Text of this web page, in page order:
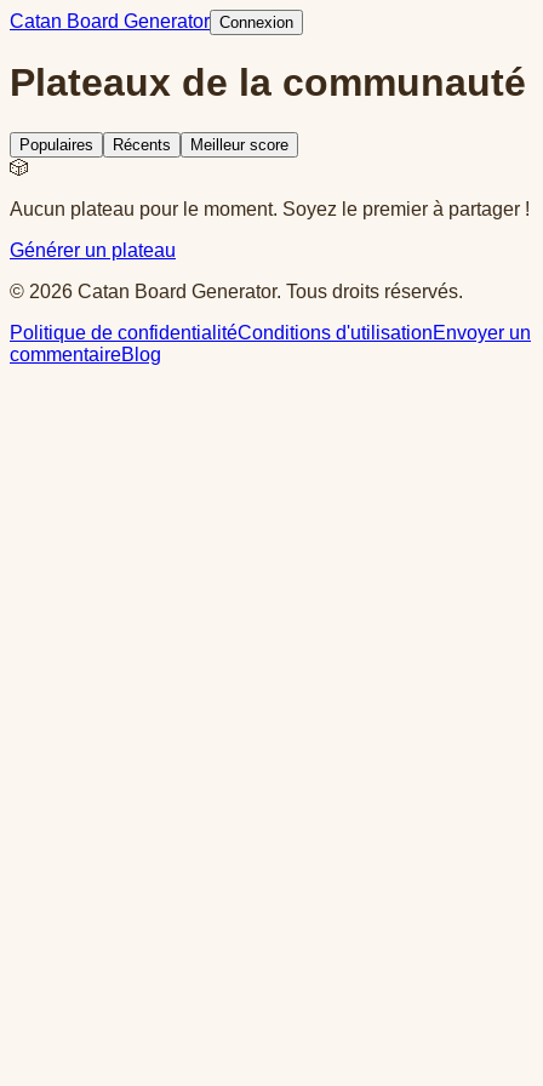
Catan Board Generator Connexion
Plateaux de la communauté
Populaires Récents Meilleur score
🎲
Aucun plateau pour le moment. Soyez le premier à partager !
Générer un plateau
© 2026 Catan Board Generator. Tous droits réservés.
Politique de confidentialitéConditions d'utilisationEnvoyer un
commentaireBlog